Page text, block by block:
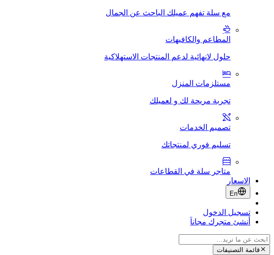
مع سلة تفهم عميلك الباحث عن الجمال
المطاعم والكافيهات
حلول لانهائية لدعم المنتجات الاستهلاكية
مستلزمات المنزل
تجربة مريحة لك و لعميلك
تصميم الخدمات
تسليم فوري لمنتجاتك
متاجر سلة في القطاعات
الاسعار
En
تسجيل الدخول
أنشئ متجرك مجاناَ
قائمة التصنيفات